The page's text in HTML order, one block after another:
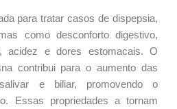
para tratar casos de dispepsia,
como desconforto digestivo,
acidez e dores estomacais. O
contribui para o aumento das
e biliar, promovendo o
Essas propriedades a tornam